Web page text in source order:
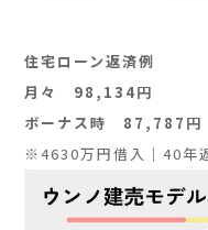
住宅ローン返済例
月々 98,134円
ボーナス時 87,787円
※4630万円借入｜40年